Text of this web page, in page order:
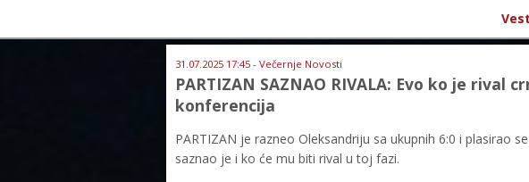
31.07.2025 17:45 - Večernje Novosti
PARTIZAN SAZNAO RIVALA: Evo ko je rival
konferencija
PARTIZAN je razneo Oleksandriju sa ukupnih 6:0 i plasirao
saznao je i ko će mu biti rival u toj fazi.